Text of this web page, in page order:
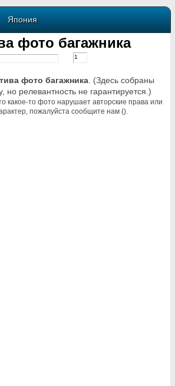
Япония
фото багажника
фото багажника . (Здесь собраны
но релевантность не гарантируется.)
какое-то фото нарушает авторские права или
пожалуйста сообщите нам ().